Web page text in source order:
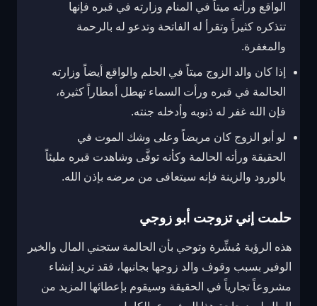
الواقع ورأته ميتاً في المنام وزارته في قبره فإنها
تتذكره كثيراً وتقرأ له الفاتحة وتدعو له بالرحمة
والمغفرة.
إذا كان والد الزوج ميتاً في الحلم والواقع أيضاً وزارته
الحالمة في قبره ورأت السماء تهطل أمطاراً كثيرة،
فإن الله غفر له ذنوبه وأدخله جنته.
لو أبو الزوج كان مريضاً وعلى وشك الموت في
الحقيقة ورأته الحالمة وكأنه توفَّى وشاهدت قبره مليئاً
بالورود والزينة فإنه سيتعافى من مرضه بإذن الله.
حلمت إني تزوجت أبو زوجي
هذه الرؤية مُبشِّرة وتوحي بأن الحالمة ستجني المال والخير
الوفير بسبب وقوف والد زوجها بجانبها، فقد تريد إنشاء
مشروعاً تجارياً في الحقيقة وسيقوم بإعطائها المزيد من